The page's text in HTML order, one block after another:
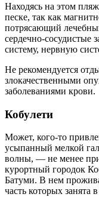
Находясь на этом
песке, так как
потрясающий
сердечно-сосудистые
систему, нервную
Не рекомендуется
злокачественными
заболеваниями крови.
Кобулети
Может, кого-то
усыпанный мелкой
волны, — не менее
курортный городок
Батуми. В нем
часть которых занята